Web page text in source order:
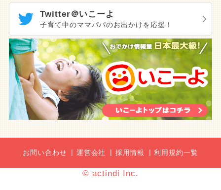
Twitter＠いこーよ
子育て中のママパパのお出かけを応援！
お問い合わせ 運営会社 採用情報 利用規約一覧
© actindi Inc.